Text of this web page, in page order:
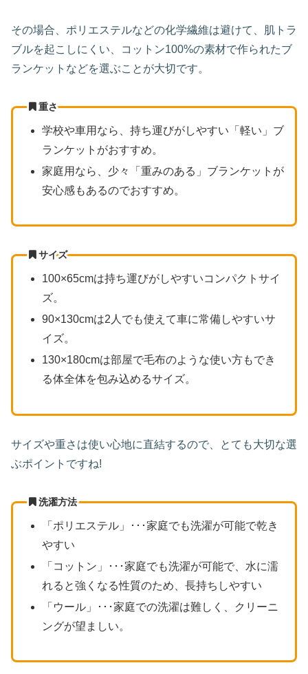
その場合、ポリエステルなどの化学繊維は避けて、肌トラ
ブルを起こしにくい、コットン100%の素材で作られたブ
ランケットなどを選ぶことが大切です。
重さ
学校や車用なら、持ち運びがしやすい「軽い」ブ
ランケットがおすすめ。
家庭用なら、少々「重みのある」ブランケットが
安心感もあるのでおすすめ。
サイズ
100×65cmは持ち運びがしやすいコンパクトサイ
ズ。
90×130cmは2人でも使えて車に常備しやすいサ
イズ。
130×180cmは部屋で毛布のような使い方もでき
る体全体を包み込めるサイズ。
サイズや重さは使い心地に直結するので、とても大切な選
ぶポイントですね!
洗濯方法
「ポリエステル」･･･家庭でも洗濯が可能で乾き
やすい
「コットン」･･･家庭でも洗濯が可能で、水に濡
れると強くなる性質のため、長持ちしやすい
「ウール」･･･家庭での洗濯は難しく、クリーニ
ングが望ましい。